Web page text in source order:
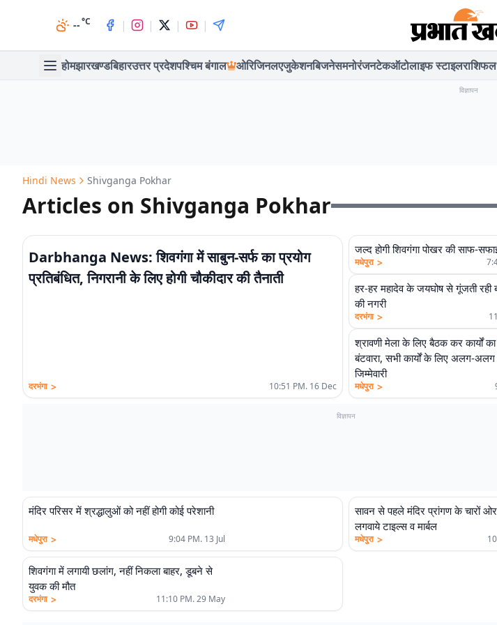
--°C | | | |
होमझारखण्डबिहारउत्तर प्रदेशपश्चिम बंगाल ओरिजिनलएजुकेशनबिजनेसमनोरंजनटेकऑटोलाइफ स्टाइलराशिफल
विज्ञापन
Hindi News Shivganga Pokhar
Articles on Shivganga Pokhar
Darbhanga News: शिवगंगा में साबुन-सर्फ का प्रयोग
प्रतिबंधित, निगरानी के लिए होगी चौकीदार की तैनाती
दरभंगा > 10:51 PM. 16 Dec
जल्द होगी शिवगंगा पोखर की साफ-
मधेपुरा >
हर-हर महादेव के जयघोष से गूंजती रही
की नगरी
दरभंगा >
श्रावणी मेला के लिए बैठक कर कार्यों का
बंटवारा, सभी कार्यों के लिए अलग-अलग
जिम्मेवारी
मधेपुरा >
विज्ञापन
मंदिर परिसर में श्रद्धालुओं को नहीं होगी कोई परेशानी
मधेपुरा > 9:04 PM. 13 Jul
सावन से पहले मंदिर प्रांगण के चारों ओर
लगवाये टाइल्स व मार्बल
मधेपुरा >
शिवगंगा में लगायी छलांग, नहीं निकला बाहर, डूबने से
युवक की मौत
दरभंगा > 11:10 PM. 29 May